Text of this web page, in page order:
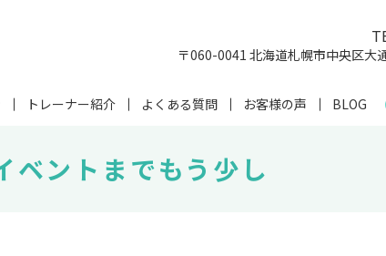
トレーナー紹介 よくある質問 お客様の声 BLOG
〒060-0041 北海道札幌市中央区大
ベントまでもう少し